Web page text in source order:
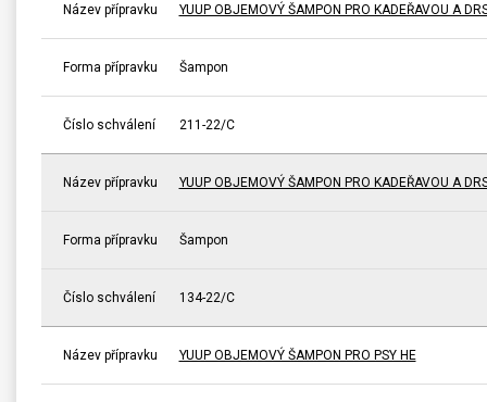
Název přípravku YUUP OBJEMOVÝ ŠAMPON PRO KADEŘAVOU A
Forma přípravku Šampon
Číslo schválení 211-22/C
Název přípravku YUUP OBJEMOVÝ ŠAMPON PRO KADEŘAVOU A
Forma přípravku Šampon
Číslo schválení 134-22/C
Název přípravku YUUP OBJEMOVÝ ŠAMPON PRO PSY HE